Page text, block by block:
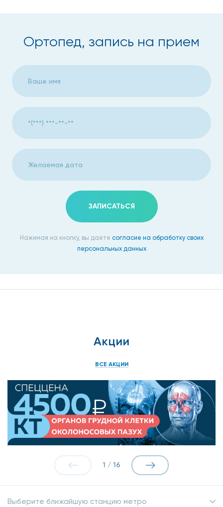
Ортопед, запись на прием
ЗАПИСАТЬСЯ
Нажимая на кнопку, вы даете согласие на обработку своих
персональных данных
Акции
ВСЕ АКЦИИ
1 / 16
Выберите ближайшую станцию метро